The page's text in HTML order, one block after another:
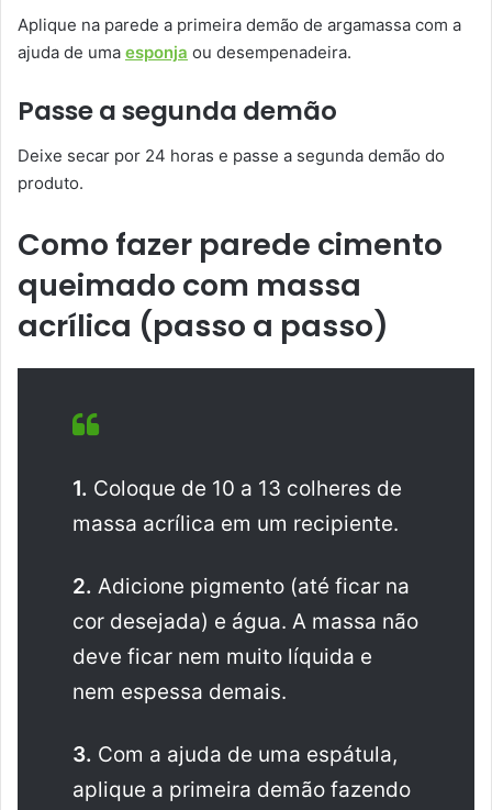
Aplique na parede a primeira demão de argamassa com a
ajuda de uma esponja ou desempenadeira.
Passe a segunda demão
Deixe secar por 24 horas e passe a segunda demão do
produto.
Como fazer parede cimento
queimado com massa
acrílica (passo a passo)
1. Coloque de 10 a 13 colheres de
massa acrílica em um recipiente.
2. Adicione pigmento (até ficar na
cor desejada) e água. A massa não
deve ficar nem muito líquida e
nem espessa demais.
3. Com a ajuda de uma espátula,
aplique a primeira demão fazendo